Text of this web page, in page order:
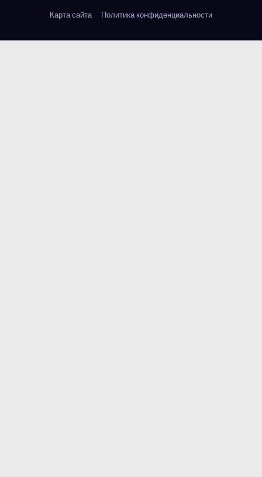
Карта сайта
Политика конфиденциальности